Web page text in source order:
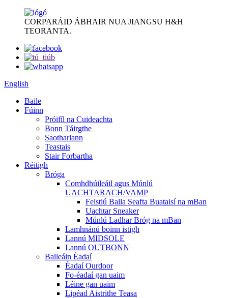
CORPARÁID ÁBHAIR NUA JIANGSU H&H
TEORANTA.
English
Baile
Fúinn
Próifíl na Cuideachta
Bonn Táirgthe
Saotharlann
Teastais
Stair Forbartha
Réitigh
Bróga
Comhdhúileáil agus Múnlú
UACHTARACH/VAMP
Feistiú Balla Seafta Buataisí na mBan
Uachtar Sneaker
Múnlú Ladhar Bróg na mBan
Lamhnánú boinn istigh
Lannú MIDSOLE
Lannú OUTBONN
Baileáin Éadaí
Éadaí Ourdoor
Fo-éadaí gan uaim
Léine gan uaim
Lipéad Aistrithe Teasa